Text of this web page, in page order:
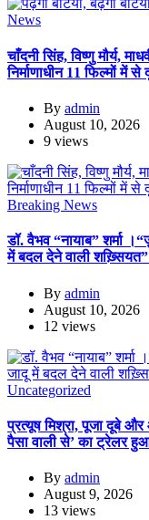
News
चाँदनी सिंह, विष्णु मौर्य,
निर्माणाधीन 11 फिल्मों में
By admin
August 10, 2026
9 views
Breaking News
डॉ. वैभव “नायाब” शर्मा
में बदल देने वाली
By admin
August 10, 2026
12 views
Uncategorized
प्रत्यूष मिश्रा, पूजा दूबे और
पैसा वाली से’ का ट्रेलर हुआ
By admin
August 9, 2026
13 views